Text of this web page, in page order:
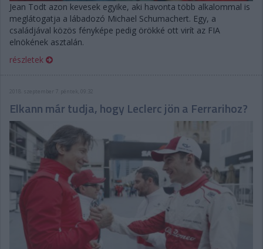
Jean Todt azon kevesek egyike, aki havonta több alkalommal is
meglátogatja a lábadozó Michael Schumachert. Egy, a
családjával közös fényképe pedig örökké ott virít az FIA
elnökének asztalán.
részletek
2018. szeptember 7. péntek, 09:32
Elkann már tudja, hogy Leclerc jön a Ferrarihoz?